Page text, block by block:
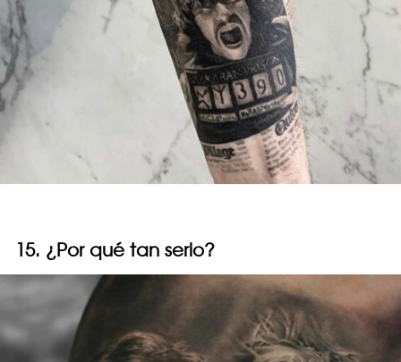
15. ¿Por qué tan serio?